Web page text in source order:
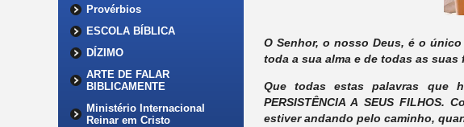
Provérbios
ESCOLA BÍBLICA
DÍZIMO
ARTE DE FALAR
BIBLICAMENTE
Ministério Internacional
Reinar em Cristo
O Senhor, o nosso Deus, é o
toda a sua alma e de todas as suas
Que todas estas palavras que
PERSISTÊNCIA A SEUS
estiver andando pelo caminho,